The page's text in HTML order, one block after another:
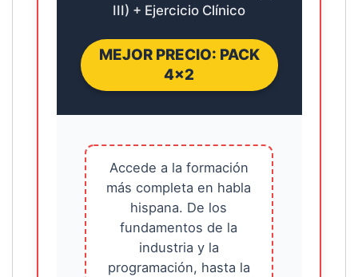
III) + Ejercicio Clínico
MEJOR PRECIO: PACK
4×2
Accede a la formación
más completa en habla
hispana. De los
fundamentos de la
industria y la
programación, hasta la